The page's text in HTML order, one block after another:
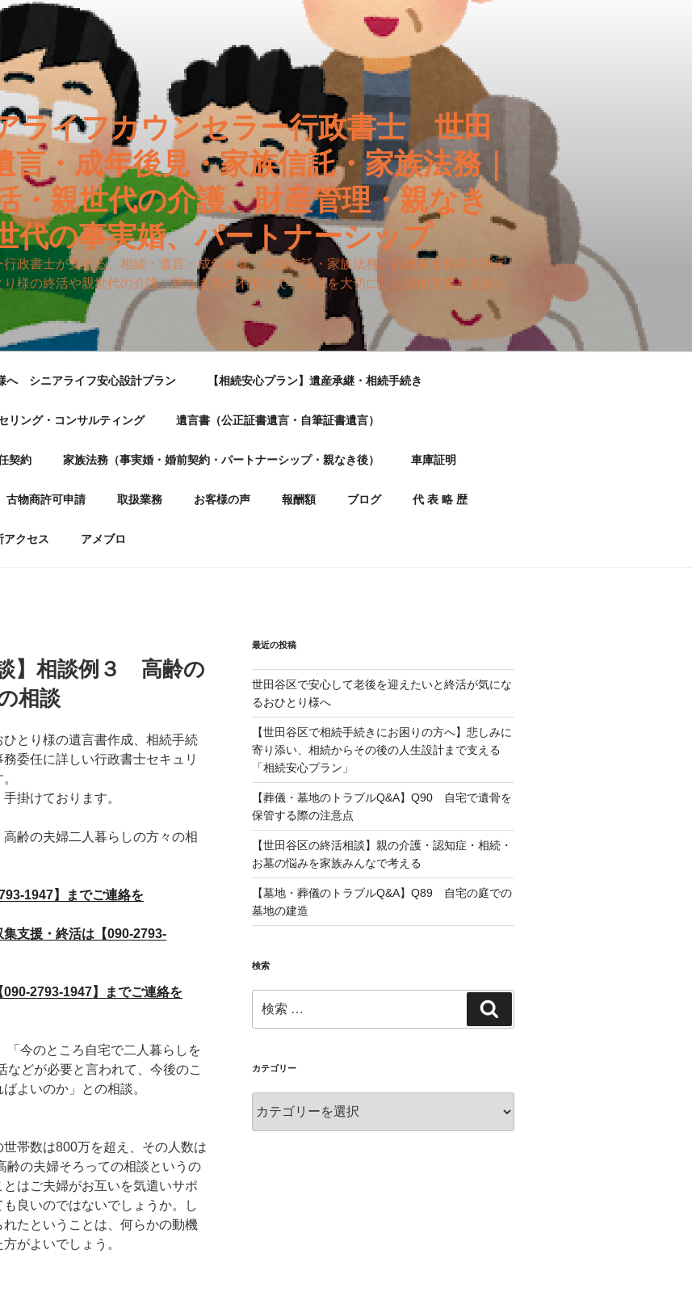
ライフカウンセラー行政書士 世田
・成年後見・家族信託・家族法務｜
・親世代の介護、財産管理・親なき
代の事実婚、パートナーシップ
政書士が支える、相続・遺言・成年後見・家族信託・家族法務。行政書士長谷川憲司
様の終活や親世代の介護、親なき後の不安まで、傾聴を大切にした法的支援を提供し
へ シニアライフ安心設計プラン 【相続安心プラン】遺産承継・相続手続き
リング・コンサルティング 遺言書（公正証書遺言・自筆証書遺言）
契約 家族法務（事実婚・婚前契約・パートナーシップ・親なき後） 車庫証明
古物商許可申請 取扱業務 お客様の声 報酬額 ブログ 代 表 略 歴
アクセス アメブロ
】相談例３ 高齢の
相談
とり様の遺言書作成、相続手続
委任に詳しい行政書士セキュリ
掛けております。
齢の夫婦二人暮らしの方々の相
1947】までご連絡を
支援・終活は【090-2793-
2793-1947】までご連絡を
今のところ自宅で二人暮らしを
などが必要と言われて、今後のこ
よいのか」との相談。
帯数は800万を超え、その人数は
齢の夫婦そろっての相談というの
はご夫婦がお互いを気遣いサポ
良いのではないでしょうか。し
たということは、何らかの動機
がよいでしょう。
最近の投稿
世田谷区で安心して老後を迎えたいと終活が気にな
るおひとり様へ
【世田谷区で相続手続きにお困りの方へ】悲しみに
寄り添い、相続からその後の人生設計まで支える
「相続安心プラン」
【葬儀・墓地のトラブルQ&A】Q90 自宅で遺骨を
保管する際の注意点
【世田谷区の終活相談】親の介護・認知症・相続・
お墓の悩みを家族みんなで考える
【墓地・葬儀のトラブルQ&A】Q89 自宅の庭での
墓地の建造
検索
索:
索
カテゴリー
テ